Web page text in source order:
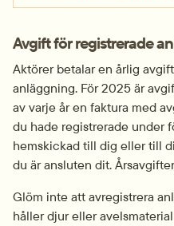
Avgift för registrerade
Aktörer betalar en årlig
anläggning. För 2025 är
av varje år en faktura med
du hade registrerade under
hemskickad till dig eller till
du är ansluten dit.
Glöm inte att avregistrera
håller djur eller